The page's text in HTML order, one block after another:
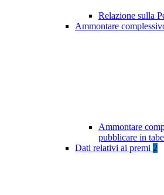
Relazione sulla
Ammontare
Ammontare
pubblicare in
Dati relativi ai premi 2